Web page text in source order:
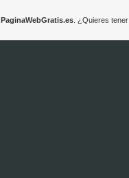
PaginaWebGratis.es. ¿Quieres